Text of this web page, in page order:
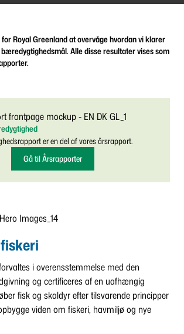
Royal Greenland at overvåge hvordan vi klarer
Alle disse resultater vises som
er en del af vores årsrapport.
Gå til Årsrapporter
i overensstemmelse med den
og certificeres af en uafhængig
fisk og skaldyr efter tilsvarende principper
viden om fiskeri, havmiljø og nye